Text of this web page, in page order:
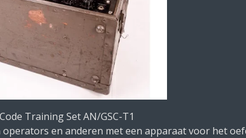
Training Set AN/GSC-T1
operators en anderen met een apparaat voor het